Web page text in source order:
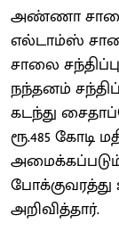
அண்ணா
எல்டாம்ஸ்
சாலை
நந்தனம்
கடந்து
ரூ.485 கோடி
போக்குவரத்து
அறிவித்தார்.